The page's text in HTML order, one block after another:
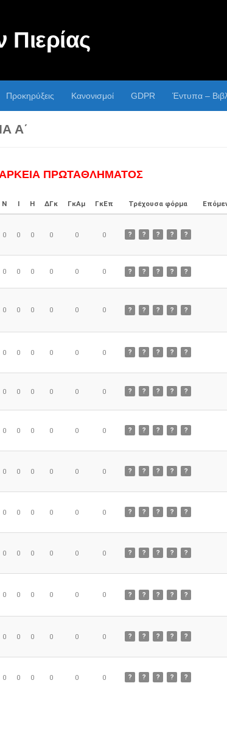
Προκηρύξεις Κανονισμοί GDPR Έντυπα –
Α΄
ΠΡΩΤΑΘΛΗΜΑΤΟΣ
Ν Ι Η ΔΓκ ΓκΑμ ΓκΕπ Τρέχουσα φόρμα
0 0 0 0 0 0 ? ? ? ? ?
0 0 0 0 0 0 ? ? ? ? ?
0 0 0 0 0 0 ? ? ? ? ?
0 0 0 0 0 0 ? ? ? ? ?
0 0 0 0 0 0 ? ? ? ? ?
0 0 0 0 0 0 ? ? ? ? ?
0 0 0 0 0 0 ? ? ? ? ?
0 0 0 0 0 0 ? ? ? ? ?
0 0 0 0 0 0 ? ? ? ? ?
0 0 0 0 0 0 ? ? ? ? ?
0 0 0 0 0 0 ? ? ? ? ?
0 0 0 0 0 0 ? ? ? ? ?